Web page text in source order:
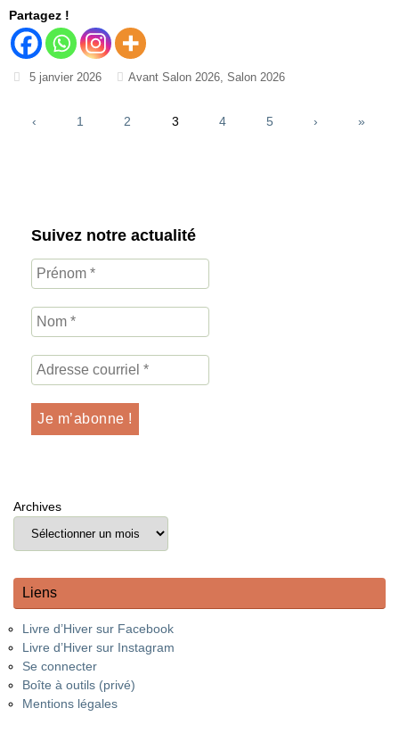
Partagez !
5 janvier 2026 Avant Salon 2026,Salon 2026
‹ 1 2 3 4 5 › »
Suivez notre actualité
Archives
Liens
Livre d’Hiver sur Facebook
Livre d’Hiver sur Instagram
Se connecter
Boîte à outils (privé)
Mentions légales